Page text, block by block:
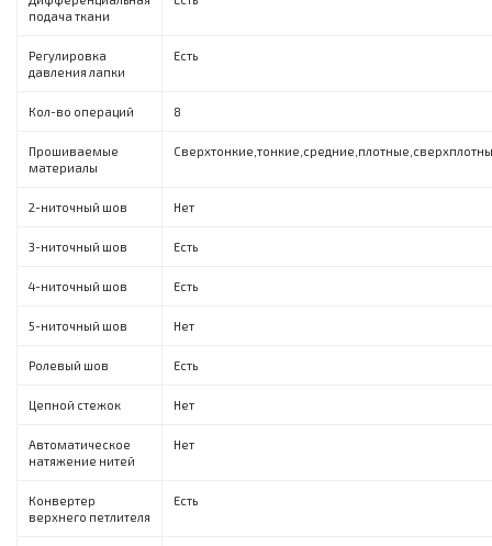
подача ткани
Регулировка
давления лапки
Есть
Кол-во операций 8
Прошиваемые
материалы
2-ниточный шов Нет
3-ниточный шов Есть
4-ниточный шов Есть
5-ниточный шов Нет
Ролевый шов Есть
Цепной стежок Нет
Автоматическое
натяжение нитей
Нет
Конвертер
верхнего петлителя
Есть